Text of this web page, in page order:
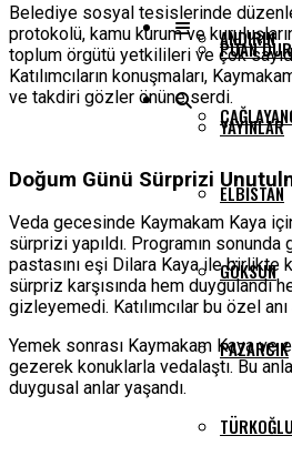
PUAN
YAYINLAR
ANDIRIN
ELBISTAN
GÖKSUN
PAZARCIK
TÜRKOĞLU
Belediye sosyal tesislerinde
protokolü, kamu kurum ve
toplum örgütü yetkilileri ve çok
Katılımcıların konuşmaları,
ve takdiri gözler önüne serdi.
Doğum Günü Sürprizi
Veda gecesinde Kaymakam Kaya
sürprizi yapıldı. Programın
pastasını eşi Dilara Kaya ile birlikte
sürpriz karşısında hem duygulandı
gizleyemedi. Katılımcılar bu özel anı
Yemek sonrası Kaymakam Kaya ve
gezerek konuklarla vedalaştı. Bu
duygusal anlar yaşandı.